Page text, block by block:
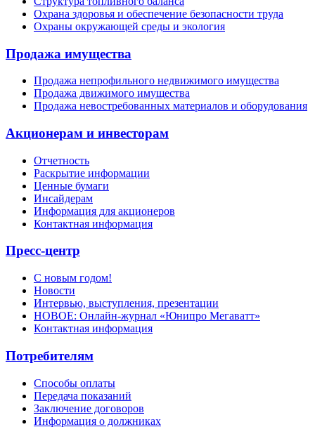
Охрана здоровья и обеспечение безопасности труда
Охраны окружающей среды и экология
Продажа имущества
Продажа непрофильного недвижимого имущества
Продажа движимого имущества
Продажа невостребованных материалов и оборудования
Акционерам и инвесторам
Отчетность
Раскрытие информации
Ценные бумаги
Инсайдерам
Информация для акционеров
Контактная информация
Пресс-центр
С новым годом!
Новости
Интервью, выступления, презентации
НОВОЕ: Онлайн-журнал «Юнипро Мегаватт»
Контактная информация
Потребителям
Способы оплаты
Передача показаний
Заключение договоров
Информация о должниках